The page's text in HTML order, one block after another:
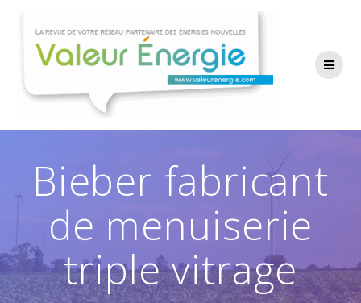
contenu
Bieber fabricant
de menuiserie
triple vitrage